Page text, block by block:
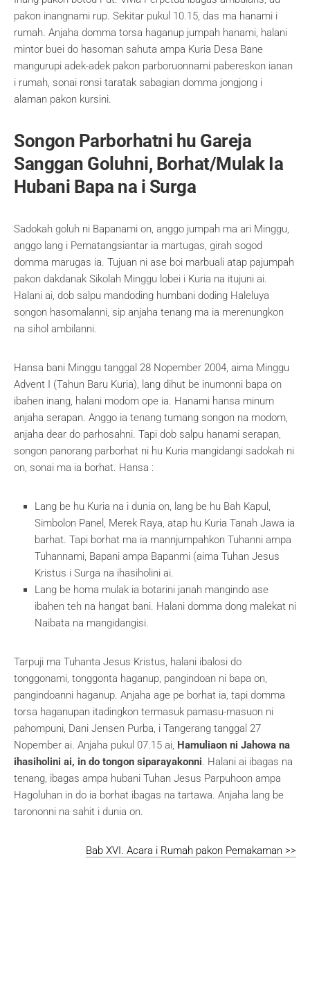
pakon inangnami rup. Sekitar pukul 10.15, das ma hanami i
rumah. Anjaha domma torsa haganup jumpah hanami, halani
mintor buei do hasoman sahuta ampa Kuria Desa Bane
mangurupi adek-adek pakon parboruonnami pabereskon ianan
i rumah, sonai ronsi taratak sabagian domma jongjong i
alaman pakon kursini.
Songon Parborhatni hu Gareja
Sanggan Goluhni, Borhat/Mulak Ia
Hubani Bapa na i Surga
Sadokah goluh ni Bapanami on, anggo jumpah ma ari Minggu,
anggo lang i Pematangsiantar ia martugas, girah sogod
domma marugas ia. Tujuan ni ase boi marbuali atap pajumpah
pakon dakdanak Sikolah Minggu lobei i Kuria na itujuni ai.
Halani ai, dob salpu mandoding humbani doding Haleluya
songon hasomalanni, sip anjaha tenang ma ia merenungkon
na sihol ambilanni.
Hansa bani Minggu tanggal 28 Nopember 2004, aima Minggu
Advent I (Tahun Baru Kuria), lang dihut be inumonni bapa on
ibahen inang, halani modom ope ia. Hanami hansa minum
anjaha serapan. Anggo ia tenang tumang songon na modom,
anjaha dear do parhosahni. Tapi dob salpu hanami serapan,
songon panorang parborhat ni hu Kuria mangidangi sadokah ni
on, sonai ma ia borhat. Hansa :
Lang be hu Kuria na i dunia on, lang be hu Bah Kapul,
Simbolon Panel, Merek Raya, atap hu Kuria Tanah Jawa ia
barhat. Tapi borhat ma ia mannjumpahkon Tuhanni ampa
Tuhannami, Bapani ampa Bapanmi (aima Tuhan Jesus
Kristus i Surga na ihasiholini ai.
Lang be homa mulak ia botarini janah mangindo ase
ibahen teh na hangat bani. Halani domma dong malekat ni
Naibata na mangidangisi.
Tarpuji ma Tuhanta Jesus Kristus, halani ibalosi do
tonggonami, tonggonta haganup, pangindoan ni bapa on,
pangindoanni haganup. Anjaha age pe borhat ia, tapi domma
torsa haganupan itadingkon termasuk pamasu-masuon ni
pahompuni, Dani Jensen Purba, i Tangerang tanggal 27
Nopember ai. Anjaha pukul 07.15 ai, Hamuliaon ni Jahowa na
ihasiholini ai, in do tongon siparayakonni. Halani ai ibagas na
tenang, ibagas ampa hubani Tuhan Jesus Parpuhoon ampa
Hagoluhan in do ia borhat ibagas na tartawa. Anjaha lang be
tarononni na sahit i dunia on.
Bab XVI. Acara i Rumah pakon Pemakaman >>